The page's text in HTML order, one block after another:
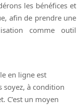
les bénéfices et
afin de prendre une
comme outil
en ligne est
soyez, à condition
C’est un moyen